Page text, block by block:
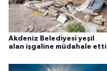
Akdeniz Belediyesi yeşil
alan işgaline müdahale etti